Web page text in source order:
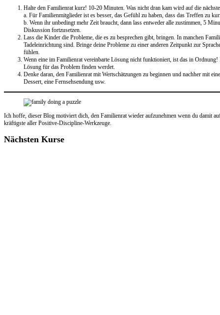
Halte den Familienrat kurz! 10-20 Minuten. Was nicht dran kam wird auf die
a. Für Familienmitglieder ist es besser, das Gefühl zu haben, dass das Treffen zu
b. Wenn ihr unbedingt mehr Zeit braucht, dann lass entweder alle zustimmen, 5
Diskussion fortzusetzen.
Lass die Kinder die Probleme, die es zu besprechen gibt, bringen. In manchen
Tadeleinrichtung sind. Bringe deine Probleme zu einer anderen Zeitpunkt zur
fühlen.
Wenn eine im Familienrat vereinbarte Lösung nicht funktioniert, ist das in
Lösung für das Problem finden werdet.
Denke daran, den Familienrat mit Wertschätzungen zu beginnen und nachher mit
Dessert, eine Fernsehsendung usw.
​​​Ich hoffe, dieser Blog motiviert dich, den Familienrat wieder aufzunehmen wenn du damit
kräftigste aller Positive-Discipline-Werkzeuge.
Nächsten Kurse